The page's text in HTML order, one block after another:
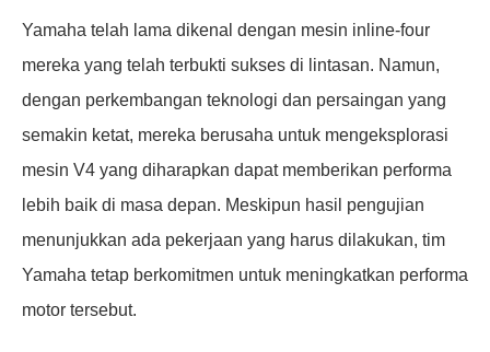
Yamaha telah lama dikenal dengan mesin inline-four
mereka yang telah terbukti sukses di lintasan. Namun,
dengan perkembangan teknologi dan persaingan yang
semakin ketat, mereka berusaha untuk mengeksplorasi
mesin V4 yang diharapkan dapat memberikan performa
lebih baik di masa depan. Meskipun hasil pengujian
menunjukkan ada pekerjaan yang harus dilakukan, tim
Yamaha tetap berkomitmen untuk meningkatkan performa
motor tersebut.